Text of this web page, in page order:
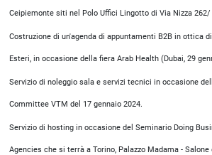
Ceipiemonte siti nel Polo Uffici Lingotto di Via Nizza 262/
Costruzione di un'agenda di appuntamenti B2B in ottica
Esteri, in occasione della fiera Arab Health (Dubai, 29
Servizio di noleggio sala e servizi tecnici in occasione
Committee VTM del 17 gennaio 2024.
Servizio di hosting in occasione del Seminario Doing
Agencies che si terrà a Torino, Palazzo Madama -